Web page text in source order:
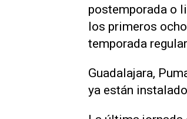
postemporada o
los primeros
⁠temporada
Guadalajara,
ya están